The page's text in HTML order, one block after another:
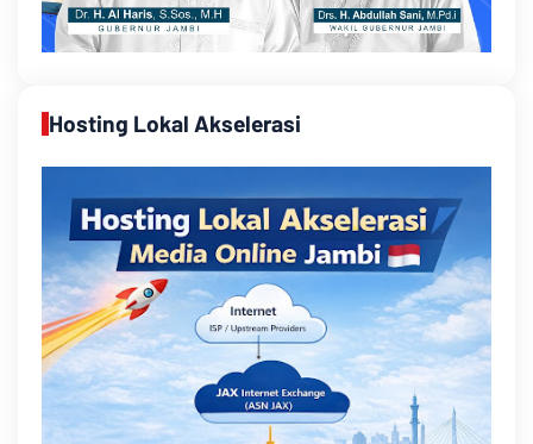
Hosting Lokal Akselerasi